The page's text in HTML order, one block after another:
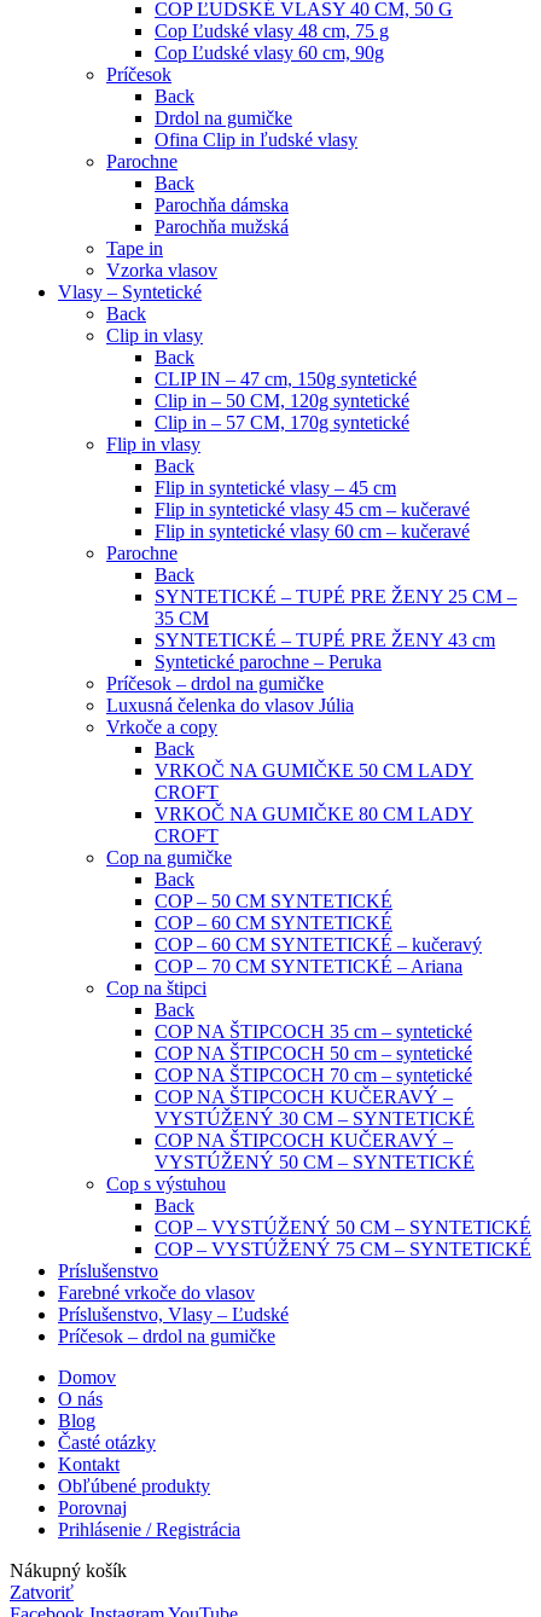
COP ĽUDSKÉ VLASY 40 CM, 50 G
Cop Ľudské vlasy 48 cm, 75 g
Cop Ľudské vlasy 60 cm, 90g
Príčesok
Back
Drdol na gumičke
Ofina Clip in ľudské vlasy
Parochne
Back
Parochňa dámska
Parochňa mužská
Tape in
Vzorka vlasov
Vlasy – Syntetické
Back
Clip in vlasy
Back
CLIP IN – 47 cm, 150g syntetické
Clip in – 50 CM, 120g syntetické
Clip in – 57 CM, 170g syntetické
Flip in vlasy
Back
Flip in syntetické vlasy – 45 cm
Flip in syntetické vlasy 45 cm – kučeravé
Flip in syntetické vlasy 60 cm – kučeravé
Parochne
Back
SYNTETICKÉ – TUPÉ PRE ŽENY 25 CM –
35 CM
SYNTETICKÉ – TUPÉ PRE ŽENY 43 cm
Syntetické parochne – Peruka
Príčesok – drdol na gumičke
Luxusná čelenka do vlasov Júlia
Vrkoče a copy
Back
VRKOČ NA GUMIČKE 50 CM LADY
CROFT
VRKOČ NA GUMIČKE 80 CM LADY
CROFT
Cop na gumičke
Back
COP – 50 CM SYNTETICKÉ
COP – 60 CM SYNTETICKÉ
COP – 60 CM SYNTETICKÉ – kučeravý
COP – 70 CM SYNTETICKÉ – Ariana
Cop na štipci
Back
COP NA ŠTIPCOCH 35 cm – syntetické
COP NA ŠTIPCOCH 50 cm – syntetické
COP NA ŠTIPCOCH 70 cm – syntetické
COP NA ŠTIPCOCH KUČERAVÝ –
VYSTÚŽENÝ 30 CM – SYNTETICKÉ
COP NA ŠTIPCOCH KUČERAVÝ –
VYSTÚŽENÝ 50 CM – SYNTETICKÉ
Cop s výstuhou
Back
COP – VYSTÚŽENÝ 50 CM – SYNTETICKÉ
COP – VYSTÚŽENÝ 75 CM – SYNTETICKÉ
Príslušenstvo
Farebné vrkoče do vlasov
Príslušenstvo, Vlasy – Ľudské
Príčesok – drdol na gumičke
Domov
O nás
Blog
Časté otázky
Kontakt
Obľúbené produkty
Porovnaj
Prihlásenie / Registrácia
Nákupný košík
Zatvoriť